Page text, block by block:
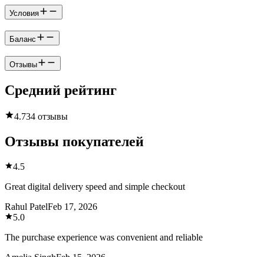
Условия
Баланс
Отзывы
Средний рейтинг
4.734 отзывы
Отзывы покупателей
4.5
Great digital delivery speed and simple checkout
Rahul PatelFeb 17, 2026
5.0
The purchase experience was convenient and reliable